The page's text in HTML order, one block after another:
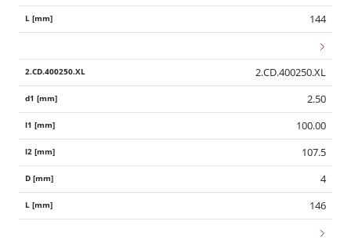
144
2.CD.400250.XL
2.50
100.00
107.5
4
146